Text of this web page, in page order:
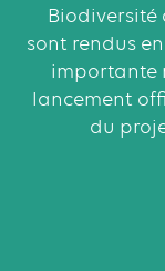
Biodiversité
sont rendus
importante
lancement
du